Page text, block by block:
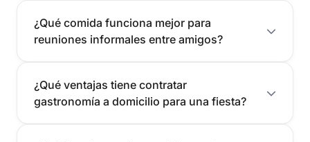
¿Qué comida funciona mejor para
reuniones informales entre amigos?
¿Qué ventajas tiene contratar
gastronomía a domicilio para una fiesta?